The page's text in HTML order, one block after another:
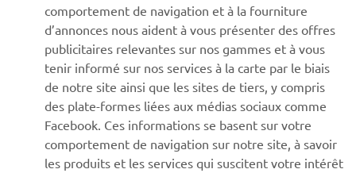
PLUS DE YAMAHA
SOUTIEN
BULLETIN
Soyez le premier à connaître les dernières offres, les événements
spéciaux, les nouveautés et bien plus encore
comportement de navigation et à la fourniture
d’annonces nous aident à vous présenter des offres
publicitaires relevantes sur nos gammes et à vous
tenir informé sur nos services à la carte par le biais
de notre site ainsi que les sites de tiers, y compris
des plate-formes liées aux médias sociaux comme
Facebook. Ces informations se basent sur votre
comportement de navigation sur notre site, à savoir
les produits et les services qui suscitent votre intérêt